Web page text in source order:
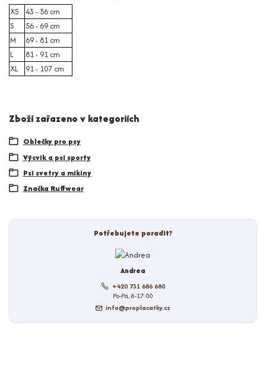
XS
43 - 56 cm
S
56 - 69 cm
M
69 - 81 cm
L
81 - 91 cm
XL
91 - 107 cm
Zboží zařazeno v kategoriích
Oblečky pro psy
Výcvik a psí sporty
Psí svetry a mikiny
Značka Ruffwear
Potřebujete poradit?
Andrea
+420 731 686 680
Po-Pá, 8-17:00
info@proplacatky.cz